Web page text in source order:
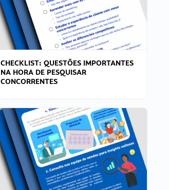
CHECKLIST: QUESTÕES IMPORTANTES
NA HORA DE PESQUISAR
CONCORRENTES